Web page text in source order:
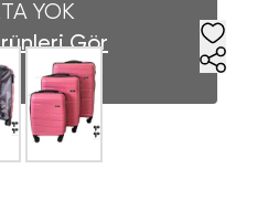
YOK
Gör